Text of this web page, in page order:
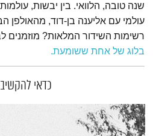
שנה טובה, הלוואי. בין יבשות,
עולמי עם אליענה בן-דוד, מהאולפן
רשימות השידור המלאות? מוזמנים
בלוג של אחת ששומעת.
כדאי